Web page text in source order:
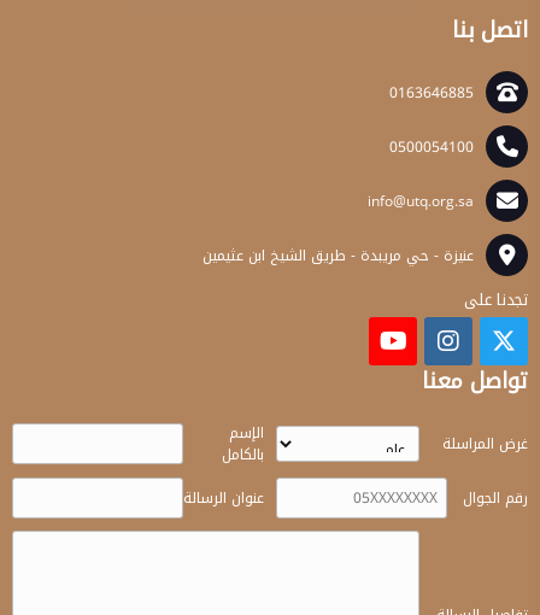
اتصل بنا
0163646885
0500054100
info@utq.org.sa
عنيزة - حي مريبدة - طريق الشيخ ابن عثيمين
تجدنا على
تواصل معنا
غرض المراسلة
الإسم
بالكامل
رقم الجوال
عنوان الرسالة